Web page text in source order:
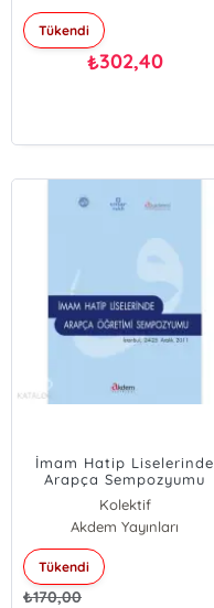
Çavuş Şahin
Behsat Savaş
Bayram Aşılıoğlu
Tükendi
₺302,40
İmam Hatip Liselerinde
Arapça Sempozyumu
Kolektif
Akdem Yayınları
Tükendi
₺170,00